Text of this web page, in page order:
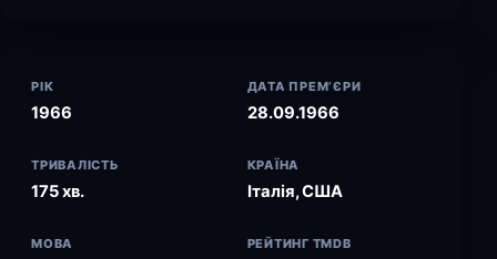
РІК
1966
ДАТА ПРЕМ’ЄРИ
28.09.1966
ТРИВАЛІСТЬ
175 хв.
КРАЇНА
Італія, США
МОВА РЕЙТИНГ TMDB